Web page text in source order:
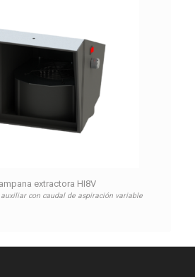
extractora HI8V
con caudal de aspiración variable